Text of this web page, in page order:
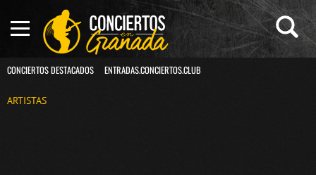
CONCIERTOS DESTACADOS ENTRADAS.CONCIERTOS.CLUB
ARTISTAS